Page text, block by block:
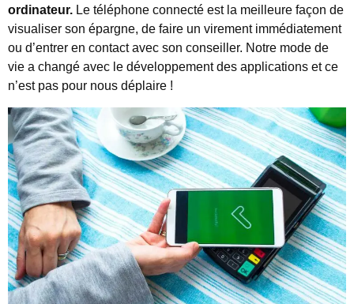
ordinateur. Le téléphone connecté est la meilleure façon de
visualiser son épargne, de faire un virement immédiatement
ou d’entrer en contact avec son conseiller. Notre mode de
vie a changé avec le développement des applications et ce
n’est pas pour nous déplaire !